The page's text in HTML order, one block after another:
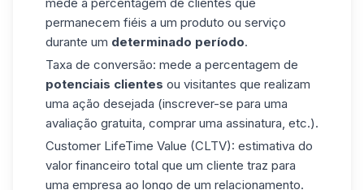
permanecem fiéis a um produto ou serviço
durante um determinado período.
Taxa de conversão: mede a percentagem de
potenciais clientes ou visitantes que realizam
uma ação desejada (inscrever-se para uma
avaliação gratuita, comprar uma assinatura, etc.).
Customer LifeTime Value (CLTV): estimativa do
valor financeiro total que um cliente traz para
uma empresa ao longo de um relacionamento.